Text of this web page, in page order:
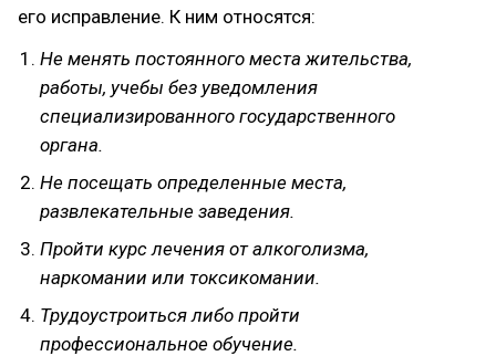
его исправление. К ним относятся:
Не менять постоянного места жительства,
работы, учебы без уведомления
специализированного государственного
органа.
Не посещать определенные места,
развлекательные заведения.
Пройти курс лечения от алкоголизма,
наркомании или токсикомании.
Трудоустроиться либо пройти
профессиональное обучение.